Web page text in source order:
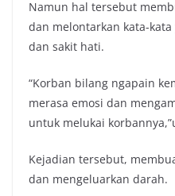
Namun hal tersebut
dan melontarkan kata-
dan sakit hati.
“Korban bilang ngapain
merasa emosi dan
untuk melukai
Kejadian tersebut,
dan mengeluarkan darah.